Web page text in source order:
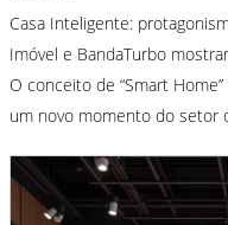
Casa Inteligente:
Imóvel e BandaTurbo
O conceito de “Smart
um novo momento do setor